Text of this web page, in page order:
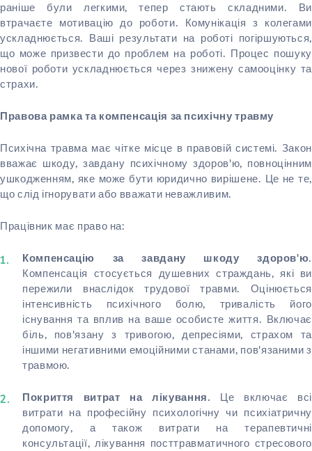
раніше були легкими, тепер стають складними. Ви
втрачаєте мотивацію до роботи. Комунікація з колегами
ускладнюється. Ваші результати на роботі погіршуються,
що може призвести до проблем на роботі. Процес пошуку
нової роботи ускладнюється через знижену самооцінку та
страхи.
Правова рамка та компенсація за психічну травму
Психічна травма має чітке місце в правовій системі. Закон
вважає шкоду, завдану психічному здоров'ю, повноцінним
ушкодженням, яке може бути юридично вирішене. Це не те,
що слід ігнорувати або вважати неважливим.
Працівник має право на:
Компенсацію за завдану шкоду здоров'ю.
Компенсація стосується душевних страждань, які ви
пережили внаслідок трудової травми. Оцінюється
інтенсивність психічного болю, тривалість його
існування та вплив на ваше особисте життя. Включає
біль, пов'язану з тривогою, депресіями, страхом та
іншими негативними емоційними станами, пов'язаними з
травмою.
Покриття витрат на лікування.
Це включає всі
витрати на професійну психологічну чи психіатричну
допомогу, а також витрати на терапевтичні
консультації, лікування посттравматичного стресового